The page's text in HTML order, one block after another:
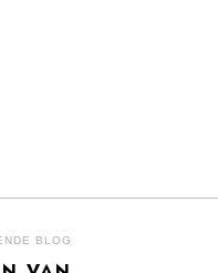
BLOG